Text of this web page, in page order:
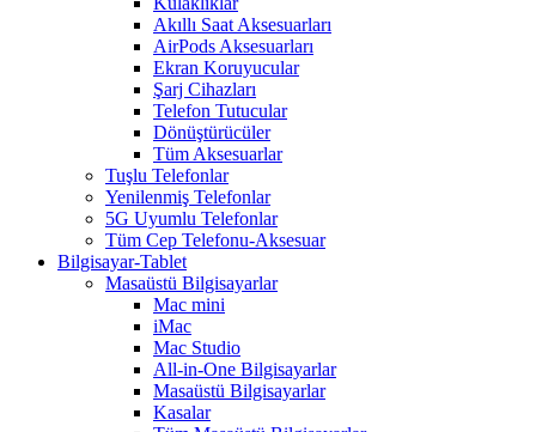
Akıllı Saat Aksesuarları
AirPods Aksesuarları
Ekran Koruyucular
Şarj Cihazları
Telefon Tutucular
Dönüştürücüler
Tüm Aksesuarlar
Tuşlu Telefonlar
Yenilenmiş Telefonlar
5G Uyumlu Telefonlar
Tüm Cep Telefonu-Aksesuar
Bilgisayar-Tablet
Masaüstü Bilgisayarlar
Mac mini
iMac
Mac Studio
All-in-One Bilgisayarlar
Masaüstü Bilgisayarlar
Kasalar